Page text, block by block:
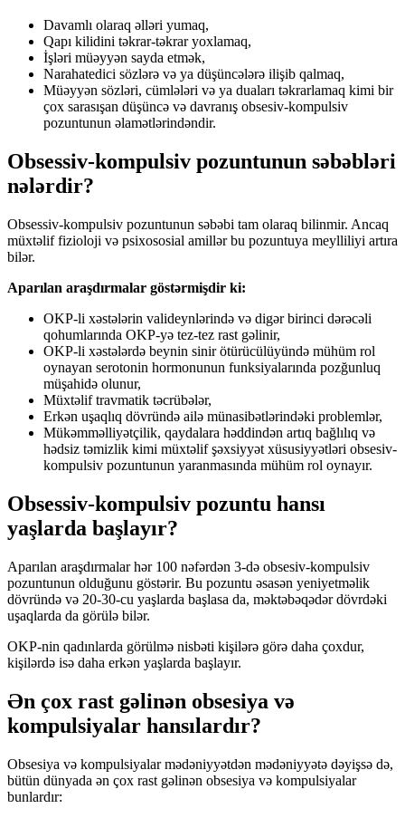
Davamlı olaraq əlləri yumaq,
Qapı kilidini təkrar-təkrar yoxlamaq,
İşləri müəyyən sayda etmək,
Narahatedici sözlərə və ya düşüncələrə ilişib qalmaq,
Müəyyən sözləri, cümlələri və ya duaları təkrarlamaq kimi bir
çox sarasışan düşüncə və davranış obsesiv-kompulsiv
pozuntunun əlamətlərindəndir.
Obsessiv-kompulsiv pozuntunun səbəbləri
nələrdir?
Obsessiv-kompulsiv pozuntunun səbəbi tam olaraq bilinmir. Ancaq
müxtəlif fizioloji və psixososial amillər bu pozuntuya meylliliyi artıra
bilər.
Aparılan araşdırmalar göstərmişdir ki:
OKP-li xəstələrin valideynlərində və digər birinci dərəcəli
qohumlarında OKP-yə tez-tez rast gəlinir,
OKP-li xəstələrdə beynin sinir ötürücülüyündə mühüm rol
oynayan serotonin hormonunun funksiyalarında pozğunluq
müşahidə olunur,
Müxtəlif travmatik təcrübələr,
Erkən uşaqlıq dövründə ailə münasibətlərindəki problemlər,
Mükəmməlliyətçilik, qaydalara həddindən artıq bağlılıq və
hədsiz təmizlik kimi müxtəlif şəxsiyyət xüsusiyyətləri obsesiv-
kompulsiv pozuntunun yaranmasında mühüm rol oynayır.
Obsessiv-kompulsiv pozuntu hansı
yaşlarda başlayır?
Aparılan araşdırmalar hər 100 nəfərdən 3-də obsesiv-kompulsiv
pozuntunun olduğunu göstərir. Bu pozuntu əsasən yeniyetməlik
dövründə və 20-30-cu yaşlarda başlasa da, məktəbəqədər dövrdəki
uşaqlarda da görülə bilər.
OKP-nin qadınlarda görülmə nisbəti kişilərə görə daha çoxdur,
kişilərdə isə daha erkən yaşlarda başlayır.
Ən çox rast gəlinən obsesiya və
kompulsiyalar hansılardır?
Obsesiya və kompulsiyalar mədəniyyətdən mədəniyyətə dəyişsə də,
bütün dünyada ən çox rast gəlinən obsesiya və kompulsiyalar
bunlardır: